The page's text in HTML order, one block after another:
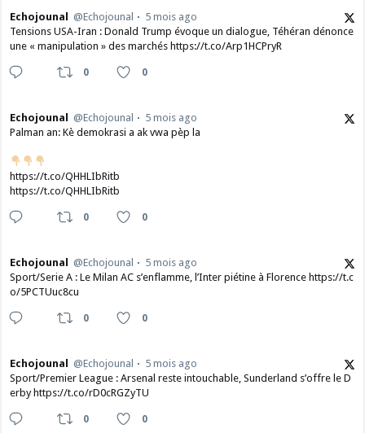
Echojounal @Echojounal
5 mois ago
Tensions USA-Iran : Donald Trump évoque un dialogue, Téhéran dénonce
une « manipulation » des marchés https://t.co/Arp1HCPryR
0 0
Echojounal @Echojounal
5 mois ago
Palman an: Kè demokrasi a ak vwa pèp la
https://t.co/QHHLIbRitb
https://t.co/QHHLIbRitb
0 0
Echojounal @Echojounal
5 mois ago
Sport/Serie A : Le Milan AC s’enflamme, l’Inter piétine à Florence https://t.c
o/5PCTUuc8cu
0 0
Echojounal @Echojounal
5 mois ago
Sport/Premier League : Arsenal reste intouchable, Sunderland s’offre le D
erby https://t.co/rD0cRGZyTU
0 0